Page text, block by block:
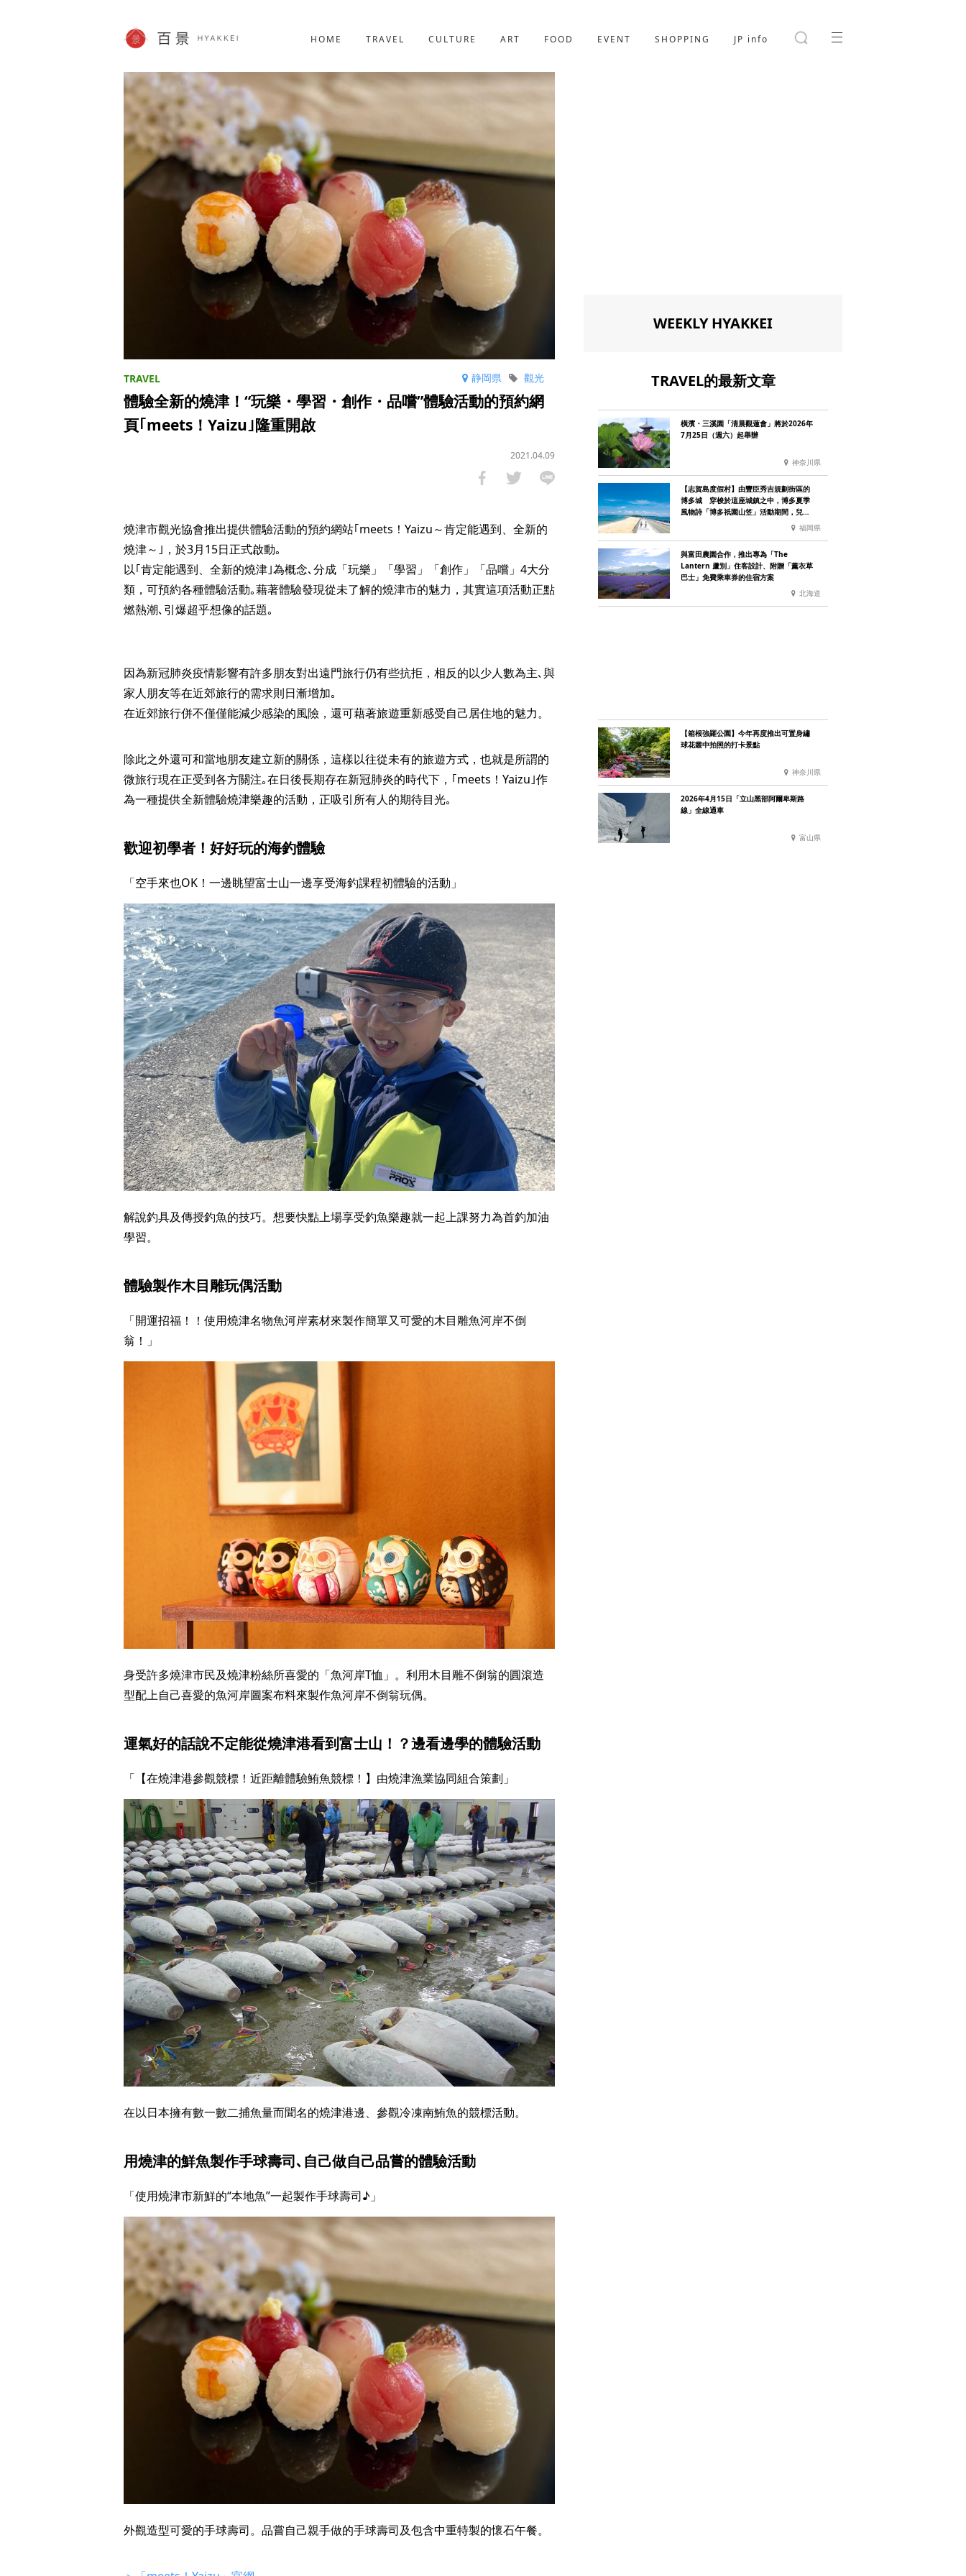
HOME TRAVEL CULTURE ART FOOD EVENT SHOPPING JP info
SHOPPING
JP info
静岡県 觀光
體驗全新的燒津！“玩樂・學習・創作・品嚐”體驗活動的預約網
頁｢meets！Yaizu｣隆重開啟
2021.04.09
燒津市觀光協會推出提供體驗活動的預約網站｢meets！Yaizu～肯定能遇到、全新的
燒津～｣，於3月15日正式啟動｡
以｢肯定能遇到、全新的燒津｣為概念､分成「玩樂」「學習」「創作」「品嚐」4大分
類，可預約各種體驗活動｡藉著體驗發現從未了解的燒津市的魅力，其實這項活動正點
燃熱潮､引爆超乎想像的話題｡
因為新冠肺炎疫情影響有許多朋友對出遠門旅行仍有些抗拒，相反的以少人數為主､與
家人朋友等在近郊旅行的需求則日漸增加｡
在近郊旅行併不僅僅能減少感染的風險，還可藉著旅遊重新感受自己居住地的魅力。
除此之外還可和當地朋友建立新的關係，這樣以往從未有的旅遊方式，也就是所謂的
微旅行現在正受到各方關注｡在日後長期存在新冠肺炎的時代下，｢meets！Yaizu｣作
為一種提供全新體驗燒津樂趣的活動，正吸引所有人的期待目光｡
歡迎初學者！好好玩的海釣體驗
「空手來也OK！一邊眺望富士山一邊享受海釣課程初體驗的活動」
解說釣具及傳授釣魚的技巧。想要快點上場享受釣魚樂趣就一起上課努力為首釣加油
學習。
體驗製作木目雕玩偶活動
「開運招福！！使用燒津名物魚河岸素材來製作簡單又可愛的木目雕魚河岸不倒
翁！」
身受許多燒津市民及燒津粉絲所喜愛的「魚河岸T恤」。利用木目雕不倒翁的圓滾造
型配上自己喜愛的魚河岸圖案布料來製作魚河岸不倒翁玩偶。
運氣好的話說不定能從燒津港看到富士山！？邊看邊學的體驗活動
「【在燒津港參觀競標！近距離體驗鮪魚競標！】由燒津漁業協同組合策劃」
在以日本擁有數一數二捕魚量而聞名的燒津港邊、參觀冷凍南鮪魚的競標活動。
用燒津的鮮魚製作手球壽司､自己做自己品嘗的體驗活動
「使用燒津市新鮮的“本地魚”一起製作手球壽司♪」
外觀造型可愛的手球壽司。品嘗自己親手做的手球壽司及包含中重特製的懷石午餐。
WEEKLY HYAKKEI
TRAVEL的最新文章
橫濱・三溪園「清晨觀蓮會」將於2026年
7月25日（週六）起舉辦
神奈川県
【志賀島度假村】由豐臣秀吉規劃街區的
博多城 穿梭於這座城鎮之中，博多夏季
風物詩「博多祇園山笠」活動期間，兒童
福岡県
與富田農園合作，推出專為「The
Lantern 蘆別」住客設計、附贈「薰衣草
巴士」免費乘車券的住宿方案
北海道
【箱根強羅公園】今年再度推出可置身繡
球花叢中拍照的打卡景點
神奈川県
2026年4月15日「立山黑部阿爾卑斯路
線」全線通車
富山県